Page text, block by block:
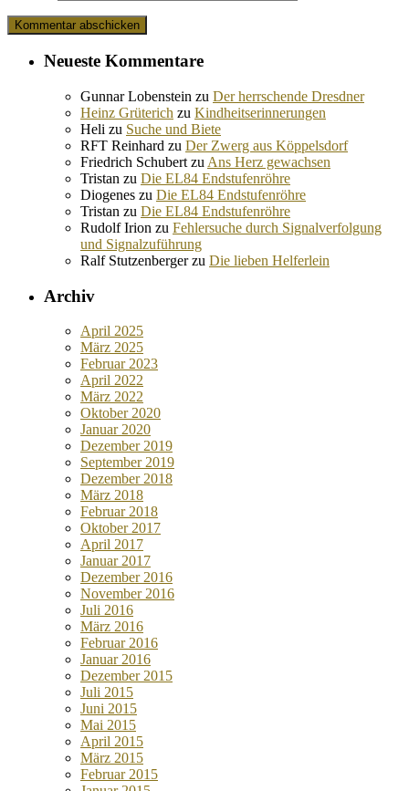
Neueste Kommentare
Gunnar Lobenstein zu Der herrschende Dresdner
Heinz Grüterich zu Kindheitserinnerungen
Heli zu Suche und Biete
RFT Reinhard zu Der Zwerg aus Köppelsdorf
Friedrich Schubert zu Ans Herz gewachsen
Tristan zu Die EL84 Endstufenröhre
Diogenes zu Die EL84 Endstufenröhre
Tristan zu Die EL84 Endstufenröhre
Rudolf Irion zu Fehlersuche durch Signalverfolgung
und Signalzuführung
Ralf Stutzenbergerzu Die lieben Helferlein
Archiv
April 2025
März 2025
Februar 2023
April 2022
März 2022
Oktober 2020
Januar 2020
Dezember 2019
September 2019
Dezember 2018
März 2018
Februar 2018
Oktober 2017
April 2017
Januar 2017
Dezember 2016
November 2016
Juli 2016
März 2016
Februar 2016
Januar 2016
Dezember 2015
Juli 2015
Juni 2015
Mai 2015
April 2015
März 2015
Februar 2015